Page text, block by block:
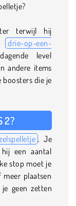
terwijl hij
drie-op-een-
level
andere items
boosters die je
2?
. Je
een aantal
stop moet je
plaatsen
geen zetten